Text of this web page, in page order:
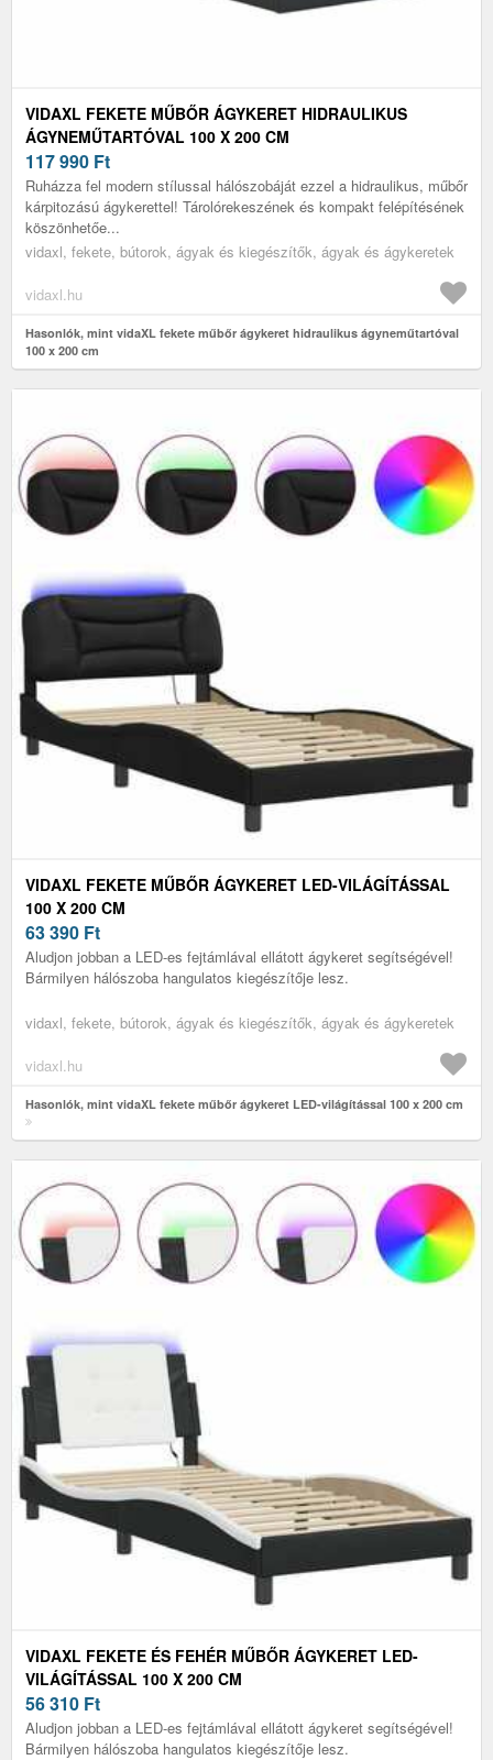
VIDAXL FEKETE MŰBŐR ÁGYKERET HIDRAULIKUS
ÁGYNEMŰTARTÓVAL 100 X 200 CM
117 990 Ft
Ruházza fel modern stílussal hálószobáját ezzel a hidraulikus, műbőr
kárpitozású ágykerettel! Tárolórekeszének és kompakt felépítésének
köszönhetőe...
vidaxl, fekete, bútorok, ágyak és kiegészítők, ágyak és ágykeretek
vidaxl.hu
Hasonlók, mint vidaXL fekete műbőr ágykeret hidraulikus ágyneműtartóval
100 x 200 cm
VIDAXL FEKETE MŰBŐR ÁGYKERET LED-VILÁGÍTÁSSAL
100 X 200 CM
63 390 Ft
Aludjon jobban a LED-es fejtámlával ellátott ágykeret segítségével!
Bármilyen hálószoba hangulatos kiegészítője lesz.
vidaxl, fekete, bútorok, ágyak és kiegészítők, ágyak és ágykeretek
vidaxl.hu
Hasonlók, mint vidaXL fekete műbőr ágykeret LED-világítással 100 x 200 cm
VIDAXL FEKETE ÉS FEHÉR MŰBŐR ÁGYKERET LED-
VILÁGÍTÁSSAL 100 X 200 CM
56 310 Ft
Aludjon jobban a LED-es fejtámlával ellátott ágykeret segítségével!
Bármilyen hálószoba hangulatos kiegészítője lesz.